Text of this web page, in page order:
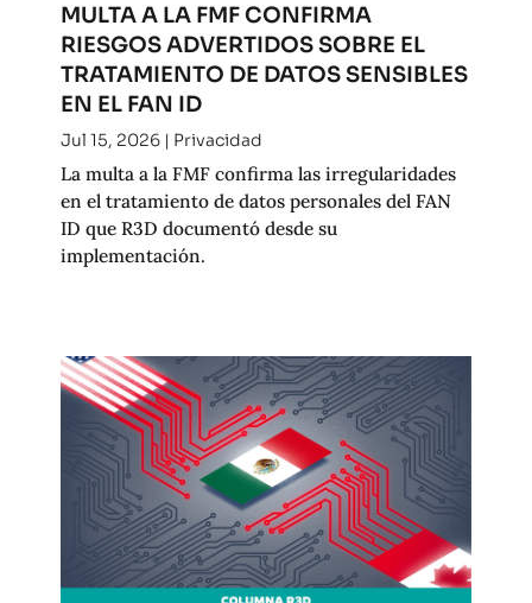
MULTA A LA FMF CONFIRMA
RIESGOS ADVERTIDOS SOBRE EL
TRATAMIENTO DE DATOS SENSIBLES
EN EL FAN ID
Jul 15, 2026| Privacidad
La multa a la FMF confirma las irregularidades
en el tratamiento de datos personales del FAN
ID que R3D documentó desde su
implementación.